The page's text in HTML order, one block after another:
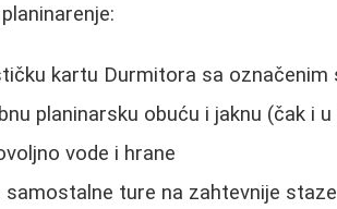
kartu Durmitora sa označenim
planinarsku obuću i jaknu (čak i
vode i hrane
samostalne ture na zahtevnije staze